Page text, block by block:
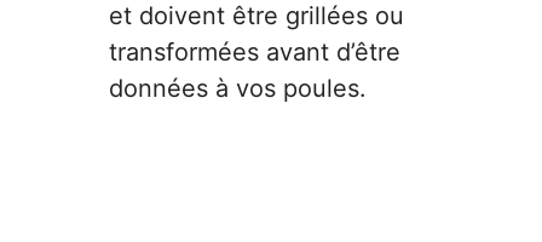
et doivent être grillées ou
transformées avant d’être
données à vos poules.